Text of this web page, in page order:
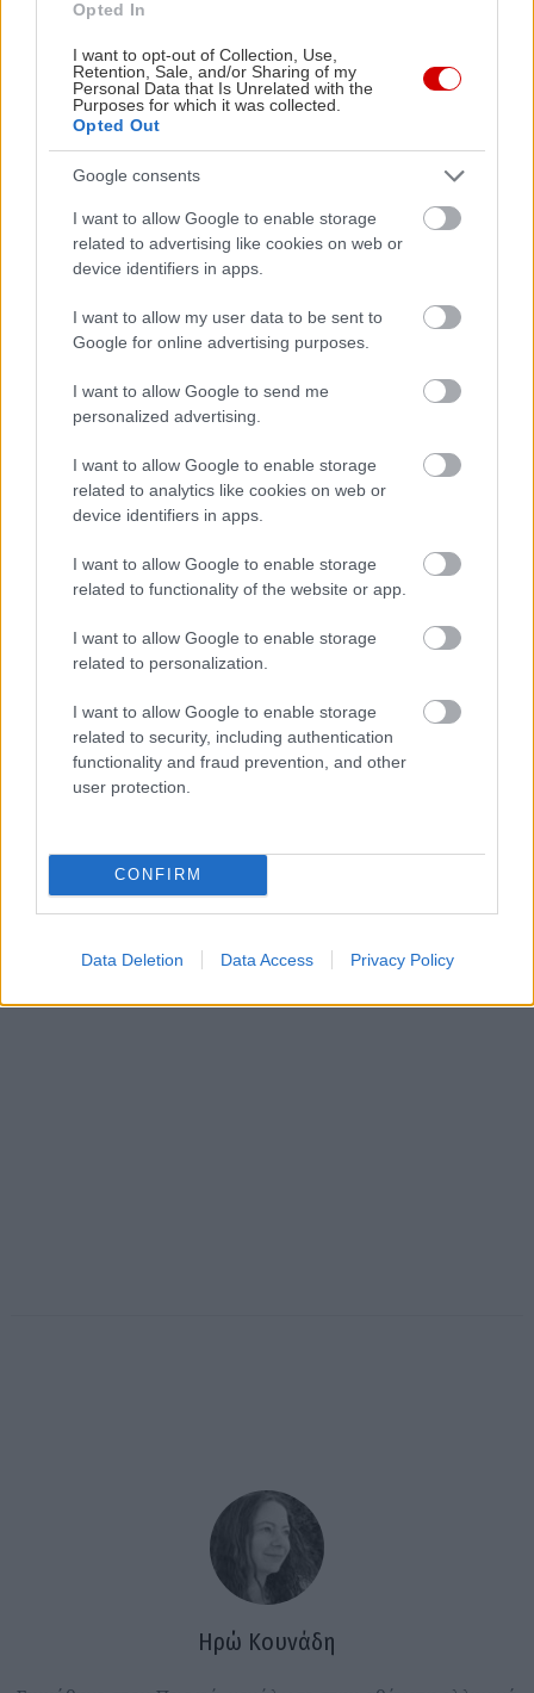
Opted In
I want to opt-out of Collection, Use,
Retention, Sale, and/or Sharing of my
Personal Data that Is Unrelated with the
Purposes for which it was collected.
Opted Out
Google consents
I want to allow Google to enable storage
related to advertising like cookies on web or
device identifiers in apps.
I want to allow my user data to be sent to
Google for online advertising purposes.
I want to allow Google to send me
personalized advertising.
I want to allow Google to enable storage
related to analytics like cookies on web or
device identifiers in apps.
I want to allow Google to enable storage
related to functionality of the website or app.
I want to allow Google to enable storage
related to personalization.
I want to allow Google to enable storage
related to security, including authentication
functionality and fraud prevention, and other
user protection.
CONFIRM
Data Deletion Data Access Privacy Policy
του. Η Αγία Φωτεινή είναι έργο του μαθητή του
Δημήτρη Πικιώνη, Κώστα Παπαθεοδώρου, ο
οποίος συνδύασε αρχαιοελληνικούς κίονες και
βυζαντινή αρχιτεκτονική σε ένα αποτέλεσμα που
μοιάζει να κινείται –τόσο παράξενα μεγαλειώδες,
που σε ζαλίζει λίγο τις πρώτες φορές που το
κοιτάς.
Εδώ να μείνεις:Μάζεψε την παρέα, γιατί σου
έχουμε σούπερ πρόταση. ΤοLykos Mansion
διαθέτει φανταστικές, πέτρινες βίλες με τζάκι,
τζακούζι και πανοραμική θέα στα φυσικά τοπία
γύρω τους, σε τιμές που κυμαίνονται στα 164€ για
Ηρώ Κουνάδη